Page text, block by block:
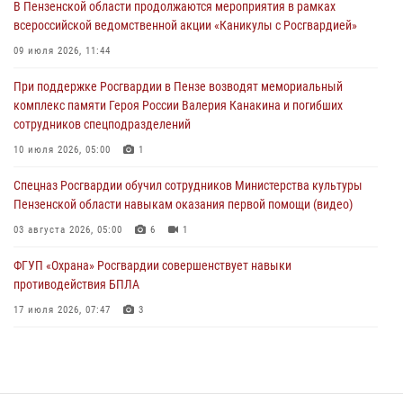
В Пензе сотрудники Росгвардии задержали мужчину, который
дома
03 августа 2026, 05:59
Росгвардейцы Пензенской области отмечают 35-летие дежурной
03 августа 2026, 05:15
В Пензенской области продолжаются мероприятия в рамках
всероссийской ведомственной акции «Каникулы с Росгвардией»
09 июля 2026, 11:44
При поддержке Росгвардии в Пензе возводят мемориальный
комплекс памяти Героя России Валерия Канакина и погибших
сотрудников спецподразделений
10 июля 2026, 05:00 1
Спецназ Росгвардии обучил сотрудников Министерства культуры
Пензенской области навыкам оказания первой помощи (видео)
03 августа 2026, 05:00 6 1
ФГУП «Охрана» Росгвардии совершенствует навыки
противодействия БПЛА
17 июля 2026, 07:47 3